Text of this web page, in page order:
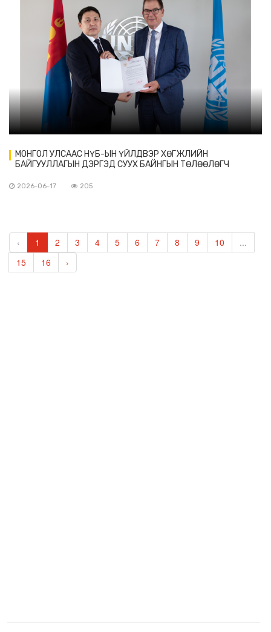
МОНГОЛ УЛСААС НҮБ-ЫН ҮЙЛДВЭР ХӨГЖЛИЙН
БАЙГУУЛЛАГЫН ДЭРГЭД СУУХ БАЙНГЫН ТӨЛӨӨЛӨГЧ
2026-06-17 205
‹ 1 2 3 4 5 6 7 8 9 10
...
15
16 ›